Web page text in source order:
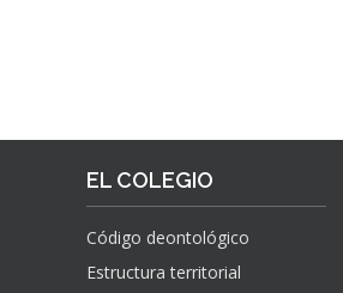
EL COLEGIO
Código deontológico
Estructura territorial